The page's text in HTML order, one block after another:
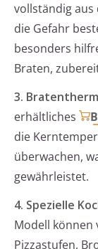
vollständig aus
die Gefahr
besonders
Braten,
3.
erhältliches
die
überwachen,
gewährleistet.
4. Spezielle
Modell können
Pizzastufen,